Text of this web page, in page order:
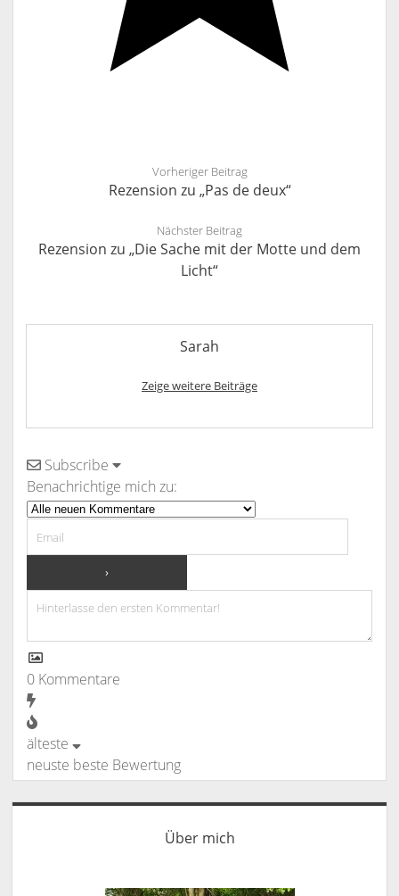
Vorheriger Beitrag
Rezension zu „Pas de deux“
Nächster Beitrag
Rezension zu „Die Sache mit der Motte und dem
Licht“
Sarah
Zeige weitere Beiträge
Subscribe
Benachrichtige mich zu:
0Kommentare
älteste
neuste beste Bewertung
Über mich